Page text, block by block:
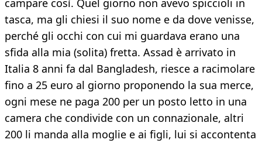
campare così. Quel giorno non avevo spiccioli in
tasca, ma gli chiesi il suo nome e da dove venisse,
perché gli occhi con cui mi guardava erano una
sfida alla mia (solita) fretta. Assad è arrivato in
Italia 8 anni fa dal Bangladesh, riesce a racimolare
fino a 25 euro al giorno proponendo la sua merce,
ogni mese ne paga 200 per un posto letto in una
camera che condivide con un connazionale, altri
200 li manda alla moglie e ai figli, lui si accontenta